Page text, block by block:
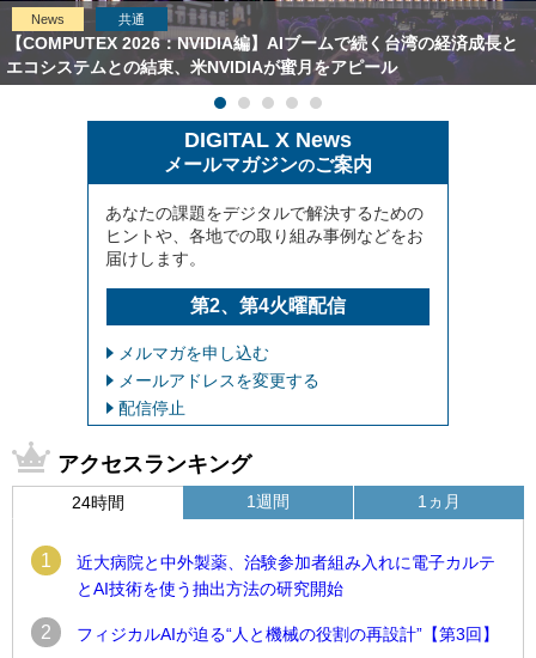
News 共通
【COMPUTEX 2026：NVIDIA編】AIブームで続く台湾の経済成長と
エコシステムとの結束、米NVIDIAが蜜月をアピール
DIGITAL X News
メールマガジンのご案内
あなたの課題をデジタルで解決するための
ヒントや、各地での取り組み事例などをお
届けします。
第2、第4火曜配信
メルマガを申し込む
メールアドレスを変更する
配信停止
アクセスランキング
24時間
1
近大病院と中外製薬、治験参加者組み入れに電子カルテ
とAI技術を使う抽出方法の研究開始
2 フィジカルAIが迫る“人と機械の役割の再設計”【第3回】
1週間 1ヵ月